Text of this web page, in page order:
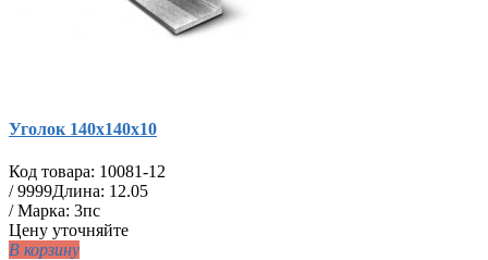
Уголок 140х140х10
Код товара: 10081-12
/9999Длина: 12.05
/ Марка: 3пс
Цену уточняйте
В корзину